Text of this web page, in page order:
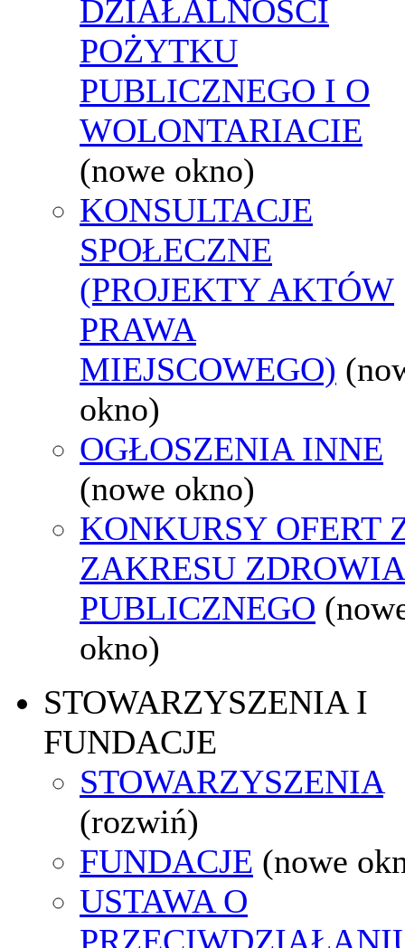
DZIAŁALNOŚCI
POŻYTKU
PUBLICZNEGO I O
WOLONTARIACIE
(nowe okno)
KONSULTACJE
SPOŁECZNE
(PROJEKTY AKTÓW
PRAWA
MIEJSCOWEGO)
okno)
OGŁOSZENIA INNE
(nowe okno)
KONKURSY OFERT
ZAKRESU ZDROWIA
PUBLICZNEGO
okno)
STOWARZYSZENIA I
FUNDACJE
STOWARZYSZENIA
(rozwiń)
FUNDACJE (nowe
USTAWA O